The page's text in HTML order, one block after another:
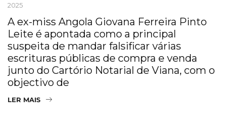
2025
A ex-miss Angola Giovana Ferreira Pinto
Leite é apontada como a principal
suspeita de mandar falsificar várias
escrituras públicas de compra e venda
junto do Cartório Notarial de Viana, com o
objectivo de
LER MAIS